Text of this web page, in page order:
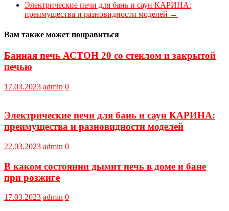
Электрические печи для бань и саун КАРИНА:
преимущества и разновидности моделей →
Вам также может понравиться
Банная печь АСТОН 20 со стеклом и закрытой
печью
17.03.2023 admin 0
Электрические печи для бань и саун КАРИНА:
преимущества и разновидности моделей
22.03.2023 admin 0
В каком состоянии дымит печь в доме и бане
при розжиге
17.03.2023 admin 0